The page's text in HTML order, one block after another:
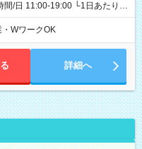
間/日 11:00-19:00 └1日あたりの
帯内であれば、いつでも勤務可
きな曜日でご勤務いただけま
働き方が可能なお仕事です！
WワークOK
詳細へ